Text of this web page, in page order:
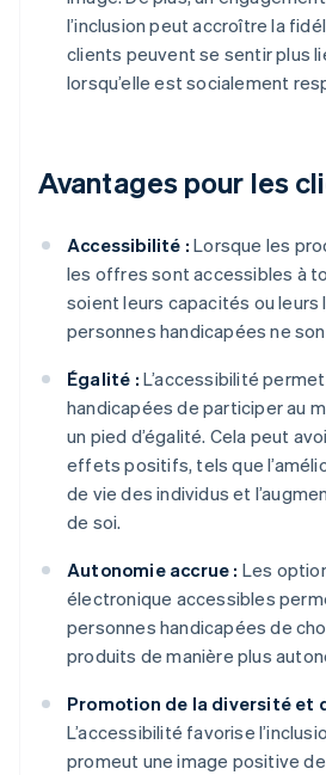
l’inclusion peut accroître la
clients peuvent se sentir plus
lorsqu’elle est socialement
Avantages pour les
Accessibilité : Lorsque les
les offres sont accessibles à
soient leurs capacités ou leurs
personnes handicapées ne
Égalité : L’accessibilité
handicapées de participer au
un pied d’égalité. Cela peut
effets positifs, tels que
de vie des individus et
de soi.
Autonomie accrue : Les
électronique accessibles
personnes handicapées de
produits de manière plus
Promotion de la diversité et
L’accessibilité favorise
promeut une image positive